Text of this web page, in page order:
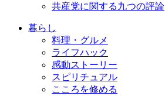
共産党に関する九つの評論
暮らし
料理・グルメ
ライフハック
感動ストーリー
スピリチュアル
こころを修める